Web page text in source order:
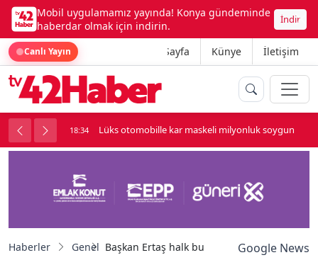
Mobil uygulamamız yayında! Konya gündeminde
haberdar olmak için indirin.
İndir
Canlı Yayın Ana Sayfa Künye İletişim
kavga çıktı 18:34 Lüks otomobille kar maskeli milyonluk soygun
Haberler Genel Başkan Ertaş halk buluşmalarını tamamladı
Google News